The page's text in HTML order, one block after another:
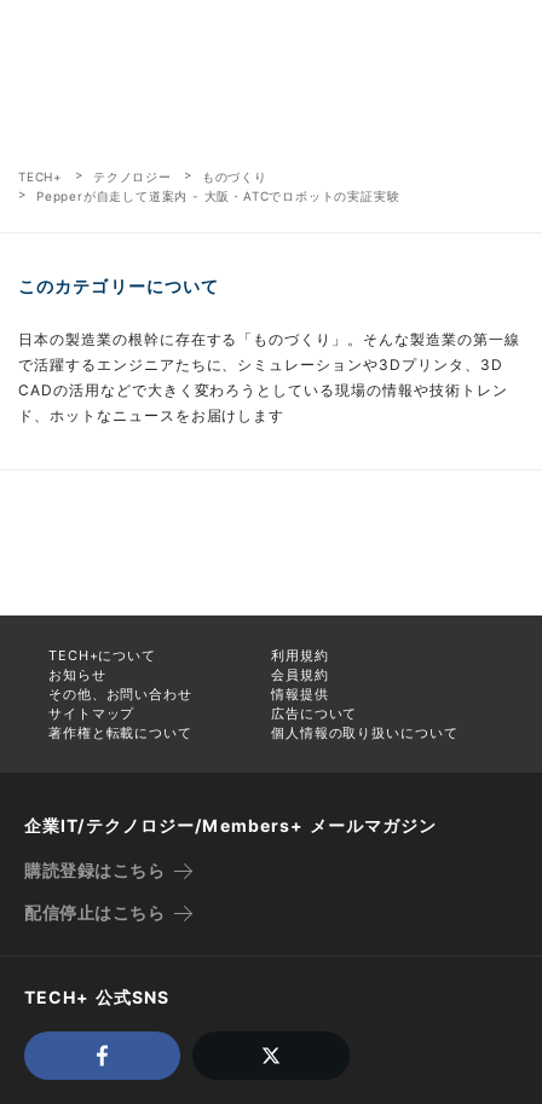
TECH+ テクノロジー
ものづくり
Pepperが自走して道案内 - 大阪・ATCでロボットの実証実験
このカテゴリーについて
日本の製造業の根幹に存在する「ものづくり」。そんな製造業の第一線
で活躍するエンジニアたちに、シミュレーションや3Dプリンタ、3D
CADの活用などで大きく変わろうとしている現場の情報や技術トレン
ド、ホットなニュースをお届けします
TECH+について
利用規約
お知らせ
会員規約
その他、お問い合わせ
情報提供
サイトマップ
広告について
著作権と転載について
個人情報の取り扱いについて
企業IT/テクノロジー/Members+ メールマガジン
購読登録はこちら
配信停止はこちら
TECH+ 公式SNS